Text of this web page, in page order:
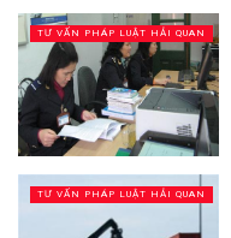
TƯ VẤN PHÁP LUẬT HẢI QUAN
TƯ VẤN PHÁP LUẬT HẢI QUAN